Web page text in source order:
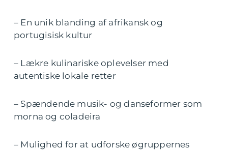
– En unik blanding af afrikansk og
portugisisk kultur
– Lækre kulinariske oplevelser med
autentiske lokale retter
– Spændende musik- og danseformer som
morna og coladeira
– Mulighed for at udforske øgruppernes